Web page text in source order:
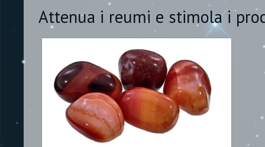
Attenua i reumi e stimola i